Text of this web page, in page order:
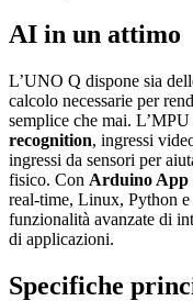
AI in un attimo
L’UNO Q dispone sia
calcolo necessarie per
semplice che mai.
recognition, ingressi
ingressi da sensori per
fisico. Con Arduino App
real-time, Linux, Python
funzionalità avanzate di
di applicazioni.
Specifiche